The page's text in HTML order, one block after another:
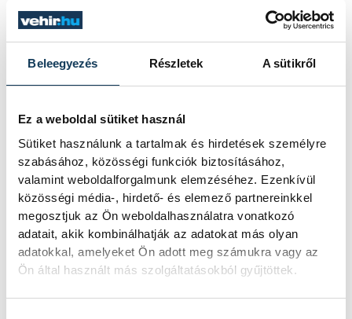
Beleegyezés Részletek A sütikről
Ez a weboldal sütiket használ
Sütiket használunk a tartalmak és hirdetések személyre
szabásához, közösségi funkciók biztosításához,
valamint weboldalforgalmunk elemzéséhez. Ezenkívül
közösségi média-, hirdető- és elemező partnereinkkel
megosztjuk az Ön weboldalhasználatra vonatkozó
adatait, akik kombinálhatják az adatokat más olyan
adatokkal, amelyeket Ön adott meg számukra vagy az
Ön által használt más szolgáltatásokból gyűjtöttek.
Michigan, Nevada, Észak-Karolina,
Pennsylvania és Wisconsin.
14:45 – A keleti parton
megkezdődött a szavazás
(MTI) Az Egyesült Államok keleti
államaiban helyi idő szerint reggel 6 órakor
megkezdődött kedden az általános
választás, amelyen az elnök személyéről, a
Képviselőház összetételéről és a szenátusi
helyek mintegy harmadáról szavaznak az